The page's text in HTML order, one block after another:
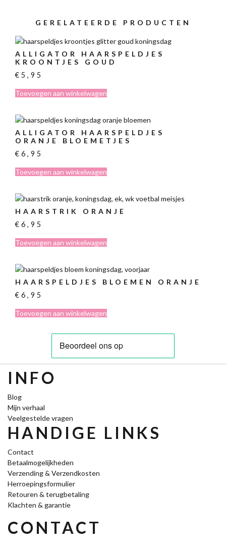
GERELATEERDE PRODUCTEN
ALLIGATOR HAARSPELDJES
KROONTJES GOUD
€ 5,95
Toevoegen aan winkelwagen
ALLIGATOR HAARSPELDJES
ORANJE BLOEMETJES
€ 6,95
Toevoegen aan winkelwagen
HAARSTRIK ORANJE
€ 6,95
Toevoegen aan winkelwagen
HAARSPELDJES BLOEMEN ORANJE
€ 6,95
Toevoegen aan winkelwagen
INFO
Blog
Mijn verhaal
Veelgestelde vragen
HANDIGE LINKS
Contact
Betaalmogelijkheden
Verzending & Verzendkosten
Herroepingsformulier
Retouren & terugbetaling
Klachten & garantie
CONTACT